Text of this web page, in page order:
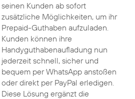
seinen Kunden ab sofort
zusätzliche Möglichkeiten, um ihr
Prepaid-Guthaben aufzuladen.
Kunden können ihre
Handyguthabenaufladung nun
jederzeit schnell, sicher und
bequem per WhatsApp anstoßen
oder direkt per PayPal erledigen.
Diese Lösung ergänzt die